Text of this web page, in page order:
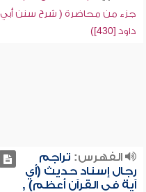
جزء من محاضرة ( شرح سنن أبي
داود [430])
الفهرس: تراجم
رجال إسناد حديث (أي
آية في القرآن أعظم) ,